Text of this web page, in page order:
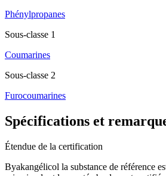
Phénylpropanes
Sous-classe 1
Coumarines
Sous-classe 2
Furocoumarines
Spécifications et
Étendue de la certification
Byakangélicol la substance de référence